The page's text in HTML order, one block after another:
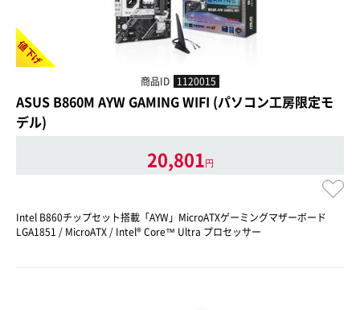
値下げ
商品ID 1120015
ASUS B860M AYW GAMING WIFI (パソコン工房限定モ
デル)
20,801円
Intel B860チップセット搭載「AYW」MicroATXゲーミングマザーボード
LGA1851 / MicroATX / Intel® Core™ Ultra プロセッサー